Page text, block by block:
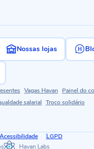
Nossas lojas
Vagas Havan
Painel do
salarial Troco solidário
Acessibilidade
LGPD
Havan Labs